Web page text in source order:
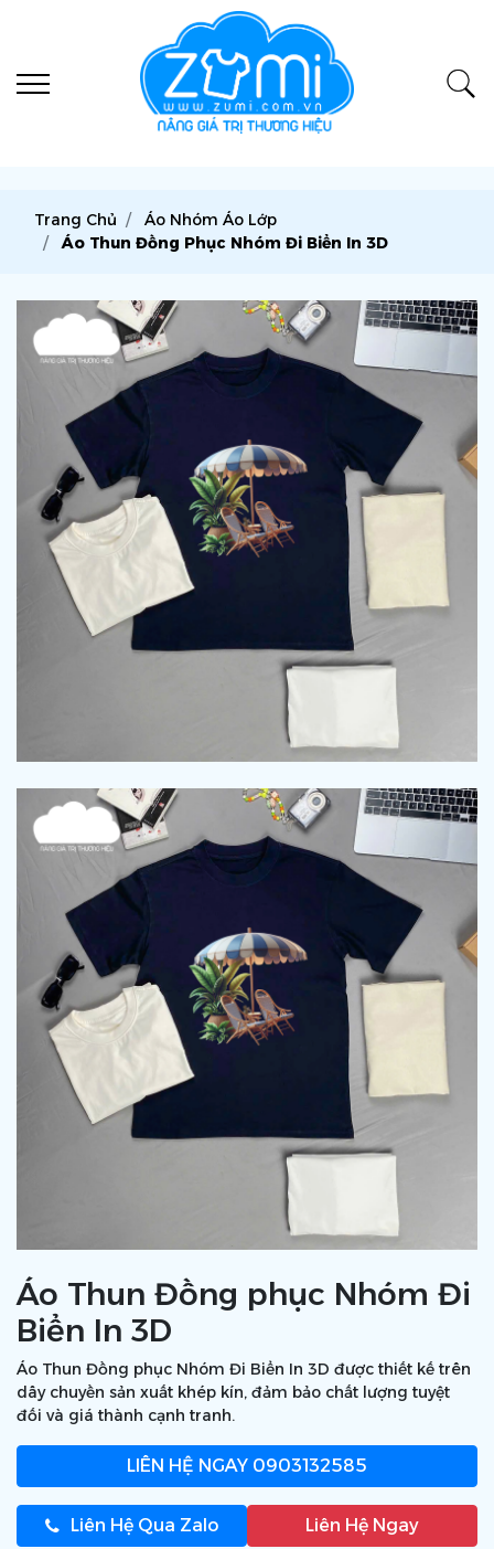
Trang Chủ
Áo Nhóm Áo Lớp
Áo Thun Đồng Phục Nhóm Đi Biển In 3D
Áo Thun Đồng phục Nhóm Đi
Biển In 3D
Áo Thun Đồng phục Nhóm Đi Biển In 3D được thiết kế trên
dây chuyền sản xuất khép kín, đảm bảo chất lượng tuyệt
đối và giá thành cạnh tranh.
LIÊN HỆ NGAY 0903132585
Liên Hệ Qua Zalo Liên Hệ Ngay